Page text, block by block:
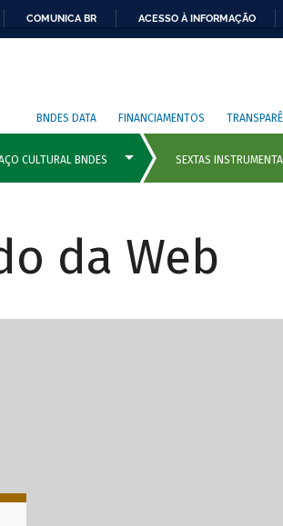
COMUNICA BR ACESSO À INFORMAÇÃO
BNDES DATA FINANCIAMENTOS
da Web